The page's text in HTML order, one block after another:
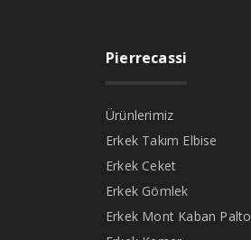
Pierrecassi
Ürünlerimiz
Erkek Takım Elbise
Erkek Ceket
Erkek Gömlek
Erkek Mont Kaban Palto